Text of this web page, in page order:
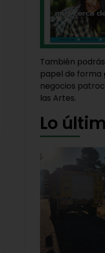
También
papel de forma
negocios
las Artes.
Lo